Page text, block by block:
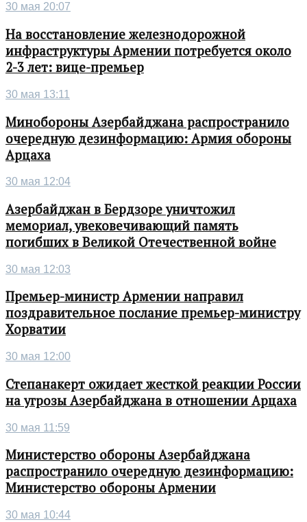
30 мая 20:07
На восстановление железнодорожной
инфраструктуры Армении потребуется около
2-3 лет: вице-премьер
30 мая 13:11
Минобороны Азербайджана распространило
очередную дезинформацию: Армия обороны
Арцаха
30 мая 12:04
Азербайджан в Бердзоре уничтожил
мемориал, увековечивающий память
погибших в Великой Отечественной войне
30 мая 12:03
Премьер-министр Армении направил
поздравительное послание премьер-министру
Хорватии
30 мая 12:00
Степанакерт ожидает жесткой реакции России
на угрозы Азербайджана в отношении Арцаха
30 мая 11:59
Министерство обороны Азербайджана
распространило очередную дезинформацию:
Министерство обороны Армении
30 мая 10:44